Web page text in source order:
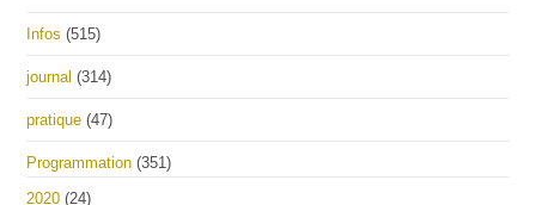
Infos (515)
journal (314)
pratique (47)
Programmation (351)
2020 (24)